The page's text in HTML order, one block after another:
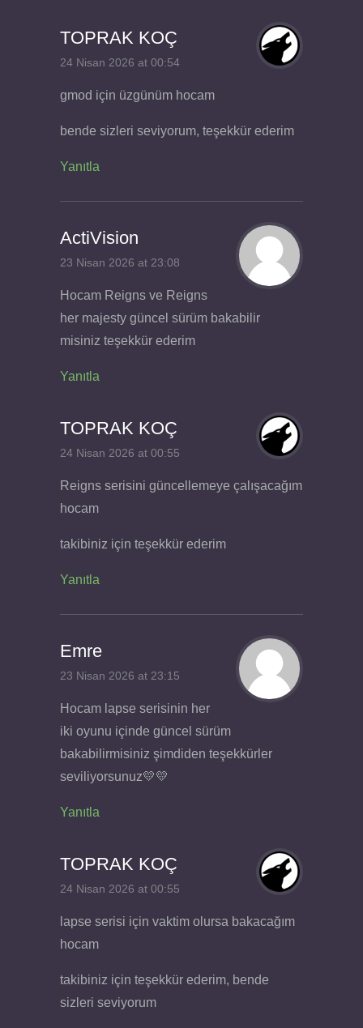
TOPRAK KOÇ
24 Nisan 2026 at 00:54
gmod için üzgünüm hocam
bende sizleri seviyorum, teşekkür ederim
Yanıtla
ActiVision
23 Nisan 2026 at 23:08
Hocam Reigns ve Reigns
her majesty güncel sürüm bakabilir
misiniz teşekkür ederim
Yanıtla
TOPRAK KOÇ
24 Nisan 2026 at 00:55
Reigns serisini güncellemeye çalışacağım
hocam
takibiniz için teşekkür ederim
Yanıtla
Emre
23 Nisan 2026 at 23:15
Hocam lapse serisinin her
iki oyunu içinde güncel sürüm
bakabilirmisiniz şimdiden teşekkürler
seviliyorsunuz💛💛
Yanıtla
TOPRAK KOÇ
24 Nisan 2026 at 00:55
lapse serisi için vaktim olursa bakacağım
hocam
takibiniz için teşekkür ederim, bende
sizleri seviyorum